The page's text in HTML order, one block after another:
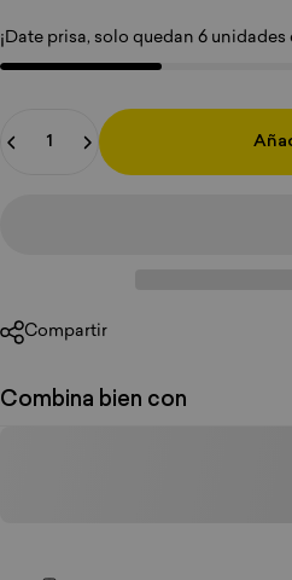
¡Date prisa, solo quedan 6 unidades
Compartir
Combina bien con